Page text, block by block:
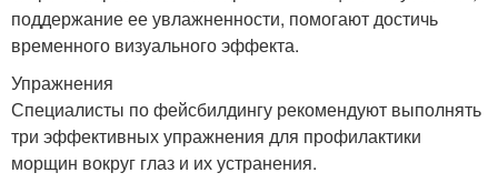
поддержание ее увлажненности, помогают достичь
временного визуального эффекта.
Упражнения
Специалисты по фейсбилдингу рекомендуют выполнять
три эффективных упражнения для профилактики
морщин вокруг глаз и их устранения.